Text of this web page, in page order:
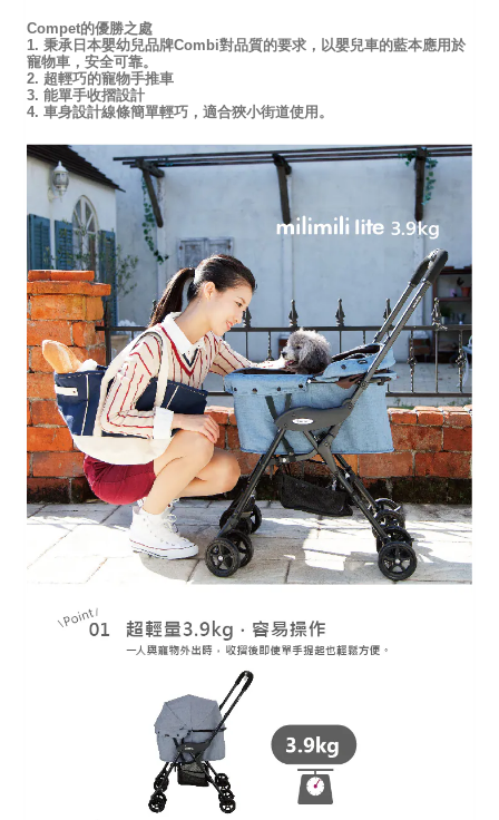
Compet的優勝之處
1. 秉承日本嬰幼兒品牌Combi對品質的要求，以嬰兒車的藍本應用於
寵物車，安全可靠。
2. 超輕巧的寵物手推車
3. 能單手收摺設計
4. 車身設計線條簡單輕巧，適合狹小街道使用。